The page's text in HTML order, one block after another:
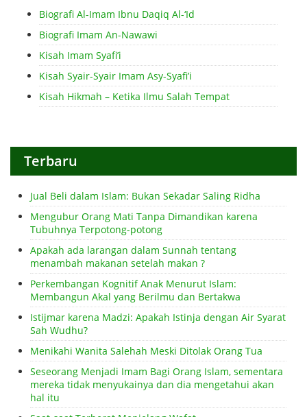
Biografi Al-Imam Ibnu Daqiq Al-‘Id
Biografi Imam An-Nawawi
Kisah Imam Syafi’i
Kisah Syair-Syair Imam Asy-Syafi’i
Kisah Hikmah – Ketika Ilmu Salah Tempat
Terbaru
Jual Beli dalam Islam: Bukan Sekadar Saling Ridha
Mengubur Orang Mati Tanpa Dimandikan karena
Tubuhnya Terpotong-potong
Apakah ada larangan dalam Sunnah tentang
menambah makanan setelah makan ?
Perkembangan Kognitif Anak Menurut Islam:
Membangun Akal yang Berilmu dan Bertakwa
Istijmar karena Madzi: Apakah Istinja dengan Air Syarat
Sah Wudhu?
Menikahi Wanita Salehah Meski Ditolak Orang Tua
Seseorang Menjadi Imam Bagi Orang Islam, sementara
mereka tidak menyukainya dan dia mengetahui akan
hal itu